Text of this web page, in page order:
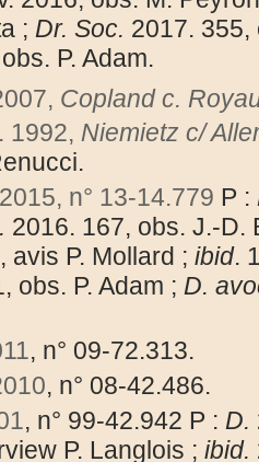
; Dr. Soc. 2017.
P. Adam.
Copland c.
1992, Niemietz c/
n° 13-14.779 P :
2016. 167, obs. J.-D.
avis P. Mollard ; ibid.
obs. P. Adam ; D.
, n° 09-72.313.
, n° 08-42.486.
, n° 99-42.942 P : D.
P. Langlois ; ibid.